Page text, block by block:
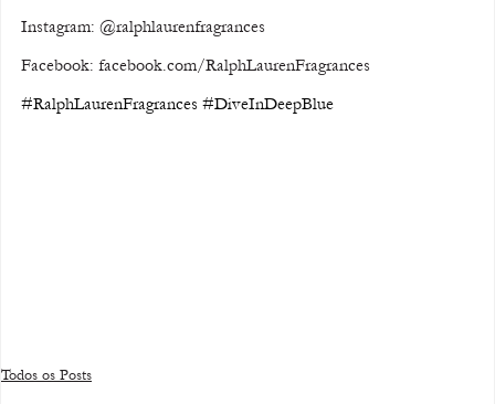
Instagram: @ralphlaurenfragrances
Facebook: facebook.com/RalphLaurenFragrances
#RalphLaurenFragrances #DiveInDeepBlue
Todos os Posts